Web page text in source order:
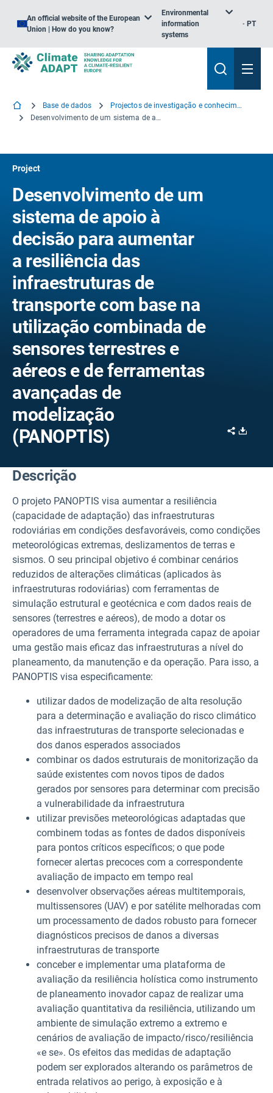
An official website of the European
Union | How do you know?
Environmental
information
systems
PT
Base de dados
Projectos de investigação e conhecimento
Desenvolvimento de um sistema de apoio à decisão para aumentar a resiliência das infraestruturas de transporte com base na utilização combinada de sensores terrestres e aéreos e de ferramentas avançadas de modelização
Project
Desenvolvimento de um
sistema de apoio à
decisão para aumentar
a resiliência das
infraestruturas de
transporte com base na
utilização combinada de
sensores terrestres e
aéreos e de ferramentas
avançadas de
modelização
(PANOPTIS)
Share
Descrição
O projeto PANOPTIS visa aumentar a resiliência
(capacidade de adaptação) das infraestruturas
rodoviárias em condições desfavoráveis, como condições
meteorológicas extremas, deslizamentos de terras e
sismos. O seu principal objetivo é combinar cenários
reduzidos de alterações climáticas (aplicados às
infraestruturas rodoviárias) com ferramentas de
simulação estrutural e geotécnica e com dados reais de
sensores (terrestres e aéreos), de modo a dotar os
operadores de uma ferramenta integrada capaz de apoiar
uma gestão mais eficaz das infraestruturas a nível do
planeamento, da manutenção e da operação. Para isso, a
PANOPTIS visa especificamente:
utilizar dados de modelização de alta resolução
para a determinação e avaliação do risco climático
das infraestruturas de transporte selecionadas e
dos danos esperados associados
combinar os dados estruturais de monitorização da
saúde existentes com novos tipos de dados
gerados por sensores para determinar com precisão
a vulnerabilidade da infraestrutura
utilizar previsões meteorológicas adaptadas que
combinem todas as fontes de dados disponíveis
para pontos críticos específicos; o que pode
fornecer alertas precoces com a correspondente
avaliação de impacto em tempo real
desenvolver observações aéreas multitemporais,
multissensores (UAV) e por satélite melhoradas com
um processamento de dados robusto para fornecer
diagnósticos precisos de danos a diversas
infraestruturas de transporte
conceber e implementar uma plataforma de
avaliação da resiliência holística como instrumento
de planeamento inovador capaz de realizar uma
avaliação quantitativa da resiliência, utilizando um
ambiente de simulação extremo a extremo e
cenários de avaliação de impacto/risco/resiliência
«e se». Os efeitos das medidas de adaptação
podem ser explorados alterando os parâmetros de
entrada relativos ao perigo, à exposição e à